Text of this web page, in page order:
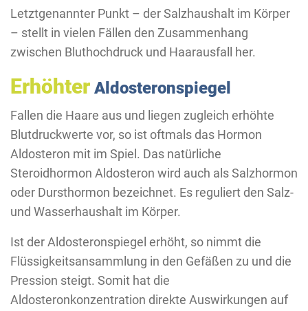
Letztgenannter Punkt – der Salzhaushalt im Körper
– stellt in vielen Fällen den Zusammenhang
zwischen Bluthochdruck und Haarausfall her.
Erhöhter Aldosteronspiegel
Fallen die Haare aus und liegen zugleich erhöhte
Blutdruckwerte vor, so ist oftmals das Hormon
Aldosteron mit im Spiel. Das natürliche
Steroidhormon Aldosteron wird auch als Salzhormon
oder Dursthormon bezeichnet. Es reguliert den Salz-
und Wasserhaushalt im Körper.
Ist der Aldosteronspiegel erhöht, so nimmt die
Flüssigkeitsansammlung in den Gefäßen zu und die
Pression steigt. Somit hat die
Aldosteronkonzentration direkte Auswirkungen auf